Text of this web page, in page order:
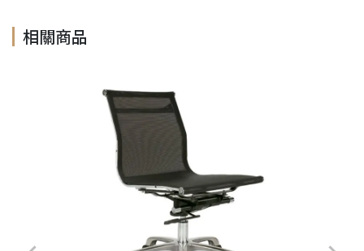
相關商品